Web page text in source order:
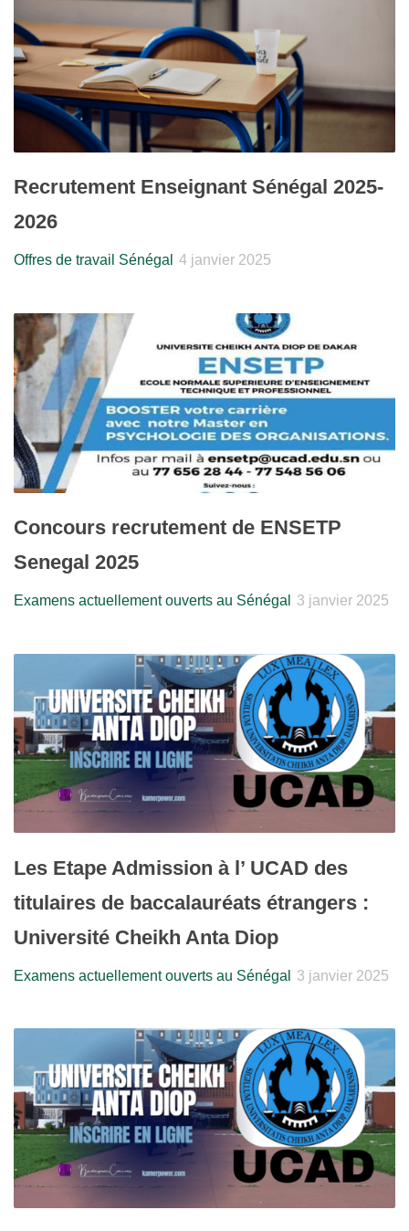
Recrutement Enseignant Sénégal 2025-
2026
Offres de travail Sénégal 4 janvier 2025
Concours recrutement de ENSETP
Senegal 2025
Examens actuellement ouverts au Sénégal 3 janvier 2025
Les Etape Admission à l’ UCAD des
titulaires de baccalauréats étrangers :
Université Cheikh Anta Diop
Examens actuellement ouverts au Sénégal 3 janvier 2025